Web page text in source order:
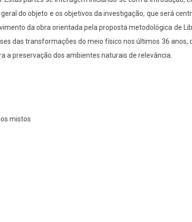
do objeto e os objetivos da investigação, que será
da obra orientada pela proposta metodológica de
das transformações do meio físico nos últimos 36
a preservação dos ambientes naturais de relevância.
mistos